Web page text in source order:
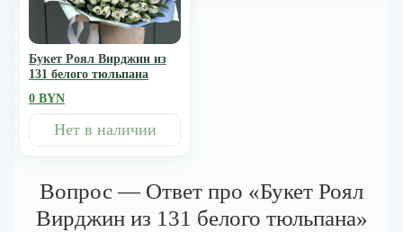
Букет Роял Вирджин из
131 белого тюльпана
0 BYN
Нет в наличии
Вопрос — Ответ про «Букет Роял
Вирджин из 131 белого тюльпана»